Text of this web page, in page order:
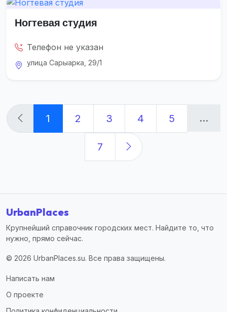
Ногтевая студия
Телефон не указан
улица Сарыарка, 29/1
1 2 3 4 5 ...
7
UrbanPlaces
Крупнейший справочник городских мест. Найдите то, что
нужно, прямо сейчас.
© 2026 UrbanPlaces.su. Все права защищены.
Написать нам
О проекте